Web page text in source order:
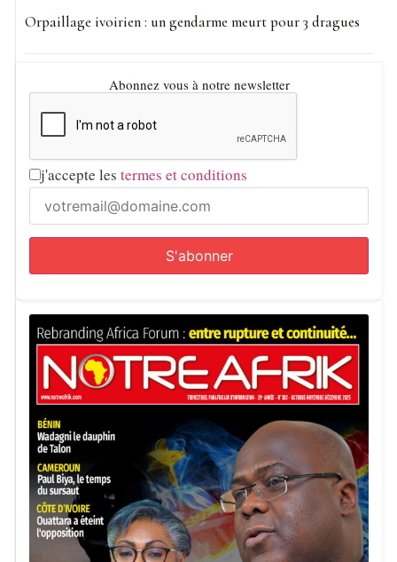
Orpaillage ivoirien : un gendarme meurt pour 3 dragues
Abonnez vous à notre newsletter
j'accepte les termes et conditions